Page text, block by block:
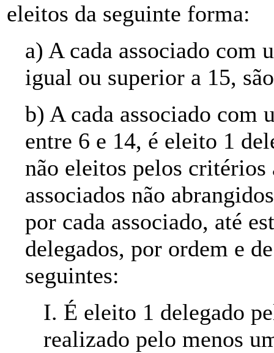
eleitos da seguinte forma:
a) A cada associado com
igual ou superior a 15,
b) A cada associado com
entre 6 e 14, é eleito 1
não eleitos pelos critérios
associados não
por cada associado, até
delegados, por ordem e
seguintes:
I. É eleito 1 delegado
realizado pelo menos